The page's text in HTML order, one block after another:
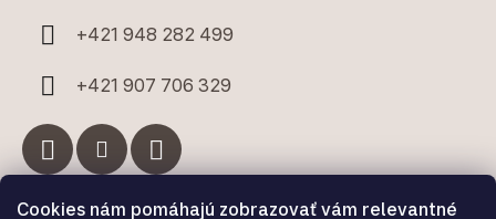
Cookies nám pomáhajú zobrazovať vám relevantné
+421 948 282 499
+421 907 706 329